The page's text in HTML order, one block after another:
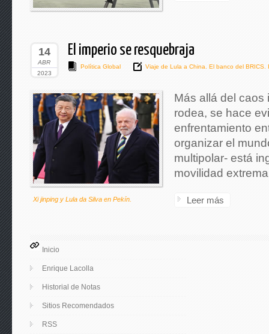
14
ABR
2023
El imperio se resquebraja
Política Global Viaje de Lula a China. El banco del BRICS.
Xi jinping y Lula da Silva en Pekín.
Más allá del caos
rodea, se hace
enfrentamiento
organizar el
multipolar- está
movilidad
Leer más
Inicio
Enrique Lacolla
Historial de Notas
Sitios Recomendados
RSS